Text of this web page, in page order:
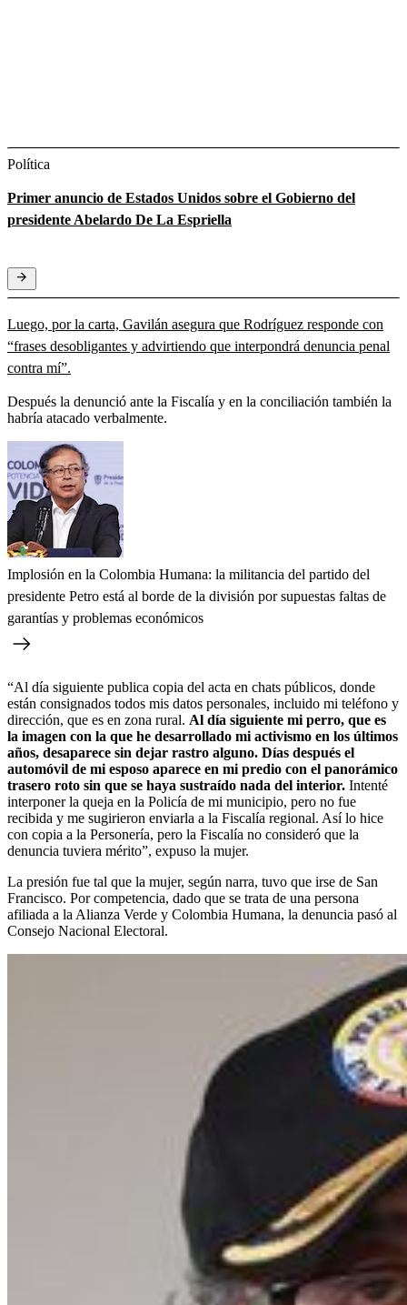
Política
Primer anuncio de Estados Unidos sobre el Gobierno del
presidente Abelardo De La Espriella
Luego, por la carta, Gavilán asegura que Rodríguez responde con
“frases desobligantes y advirtiendo que interpondrá denuncia penal
contra mí”.
Después la denunció ante la Fiscalía y en la conciliación también la
habría atacado verbalmente.
Implosión en la Colombia Humana: la militancia del partido del
presidente Petro está al borde de la división por supuestas faltas de
garantías y problemas económicos
“Al día siguiente publica copia del acta en chats públicos, donde
están consignados todos mis datos personales, incluido mi teléfono y
dirección, que es en zona rural. Al día siguiente mi perro, que es
la imagen con la que he desarrollado mi activismo en los últimos
años, desaparece sin dejar rastro alguno. Días después el
automóvil de mi esposo aparece en mi predio con el panorámico
trasero roto sin que se haya sustraído nada del interior. Intenté
interponer la queja en la Policía de mi municipio, pero no fue
recibida y me sugirieron enviarla a la Fiscalía regional. Así lo hice
con copia a la Personería, pero la Fiscalía no consideró que la
denuncia tuviera mérito”, expuso la mujer.
La presión fue tal que la mujer, según narra, tuvo que irse de San
Francisco. Por competencia, dado que se trata de una persona
afiliada a la Alianza Verde y Colombia Humana, la denuncia pasó al
Consejo Nacional Electoral.